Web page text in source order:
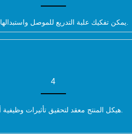
4
هيكل المنتج معقد لتحقيق تأثيرات وظيفية أفضل.